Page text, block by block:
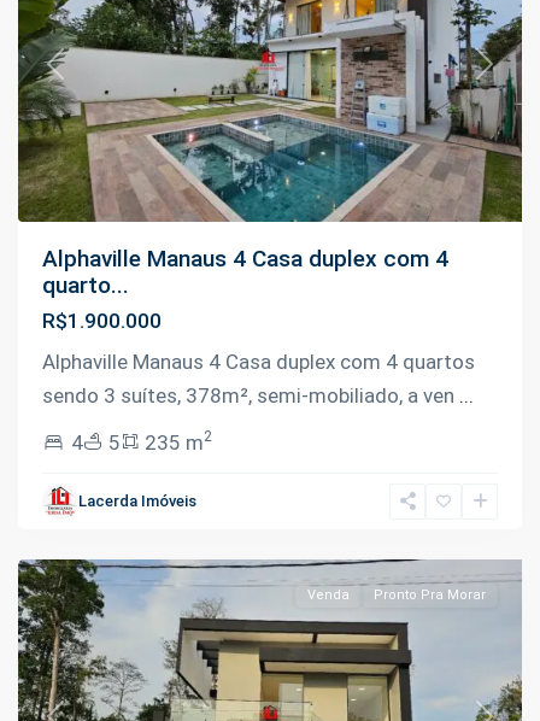
Previous Next
Alphaville Manaus 4 Casa duplex com 4
quarto...
R$1.900.000
Alphaville Manaus 4 Casa duplex com 4 quartos
sendo 3 suítes, 378m², semi-mobiliado, a ven ...
4
5 235 m2
Lacerda Imóveis
Negra,
Venda Pronto Pra Morar